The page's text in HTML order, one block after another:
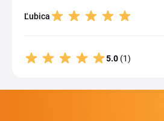
Ľubica
5.0 (1)